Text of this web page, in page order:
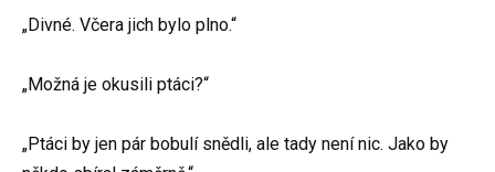
„Divné. Včera jich bylo plno.“
„Možná je okusili ptáci?“
„Ptáci by jen pár bobulí snědli, ale tady není nic. Jako by